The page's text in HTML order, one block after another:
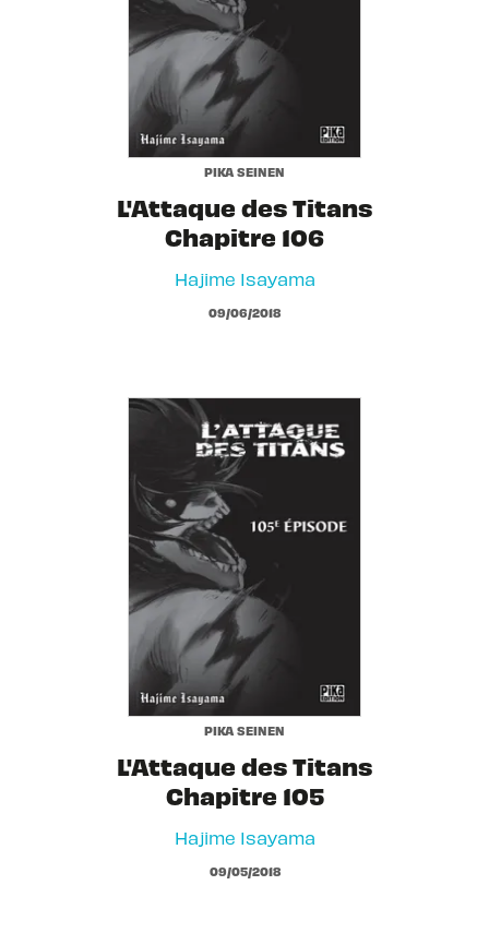
PIKA SEINEN
L'Attaque des Titans
Chapitre 106
Hajime Isayama
09/06/2018
PIKA SEINEN
L'Attaque des Titans
Chapitre 105
Hajime Isayama
09/05/2018